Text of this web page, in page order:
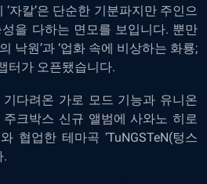
자칼’은 단순한 기분파지만 주인으
을 다하는 면모를 보입니다. 뿐만
낙원’과 ‘업화 속에 비상하는 화룡;
터가 오픈됐습니다.
다려온 가로 모드 기능과 유니온
크박스 신규 앨범에 사와노 히로
협업한 테마곡 ‘TuNGSTeN(텅스
.